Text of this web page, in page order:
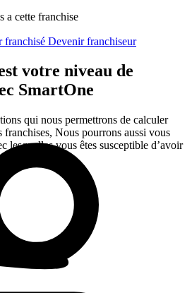
franchisé Devenir franchiseur
a cette franchise
votre niveau de
SmartOne
qui nous permettrons de calculer
Nous pourrons aussi vous
lesquelles vous êtes susceptible d’avoir